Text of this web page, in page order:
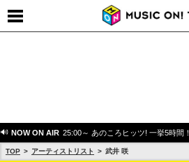
NOW ON AIR 25:00～ あのころヒッツ! 一挙5時間
TOP アーティストリスト 武井 咲